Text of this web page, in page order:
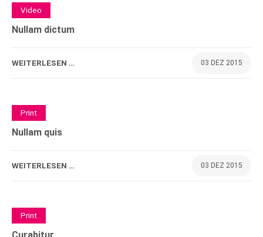
0Video
Nullam dictum
WEITERLESEN … 03 DEZ 2015
0Print
Nullam quis
WEITERLESEN … 03 DEZ 2015
0Print